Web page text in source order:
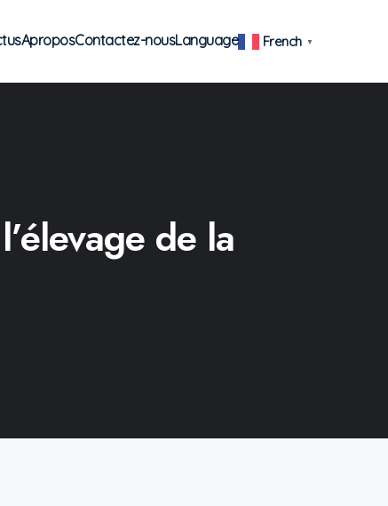
AproposContactez-nousLanguage French ▼
de la